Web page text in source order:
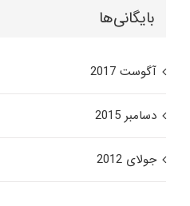
بایگانی‌ها
آگوست 2017
دسامبر 2015
جولای 2012